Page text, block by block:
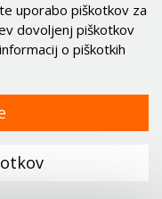
predalnikom,
uporabo piškotkov za
dovoljenj piškotkov
o piškotkih